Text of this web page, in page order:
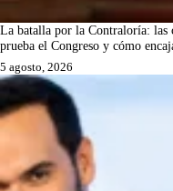
La batalla por la Contraloría: las
prueba el Congreso y cómo
5 agosto, 2026